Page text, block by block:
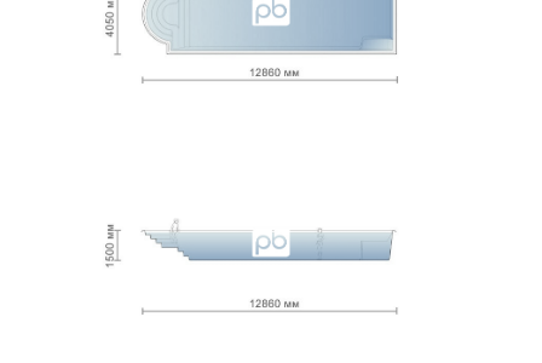
Глубина 1.5 м
Габаритные размеры 12.86×4.05 м